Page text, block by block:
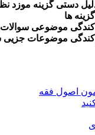
دستی گزینه موزد
ها
موضوعی
موضوعات جزیی